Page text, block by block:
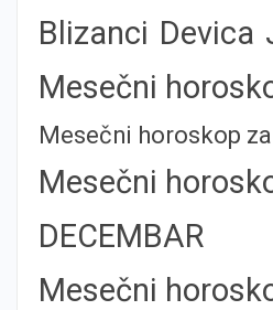
Blizanci Devica
Mesečni
Mesečni horoskop za
Mesečni
DECEMBAR
Mesečni